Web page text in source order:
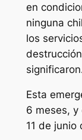
en
ninguna
los
Esta
6 meses, y
11 de junio